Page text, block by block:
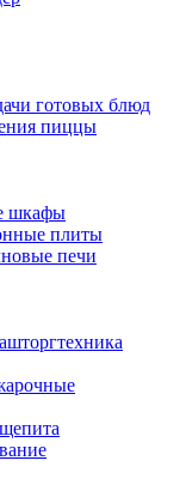
готовых блюд
пиццы
шкафы
плиты
печи